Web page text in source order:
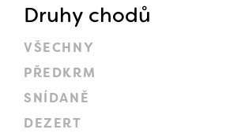
Druhy chodů
VŠECHNY
PŘEDKRM
SNÍDANĚ
DEZERT